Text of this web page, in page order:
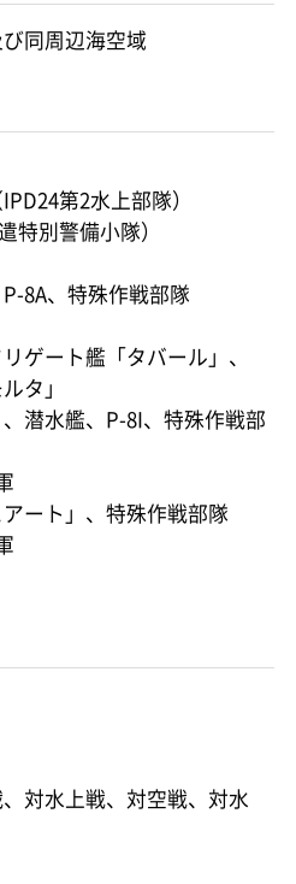
同周辺海空域
第2水上部隊）
別警備小隊）
8A、特殊作戦部隊
ゲート艦「タバール」、
タ」
潜水艦、P-8I、特殊作戦部
ート」、特殊作戦部隊
対水上戦、対空戦、対水